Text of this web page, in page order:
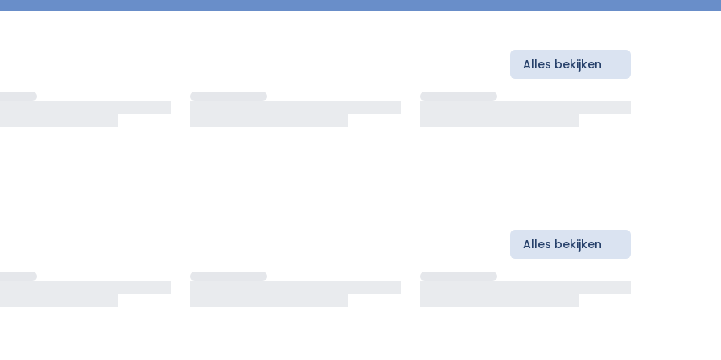
Alles bekijken
Alles bekijken